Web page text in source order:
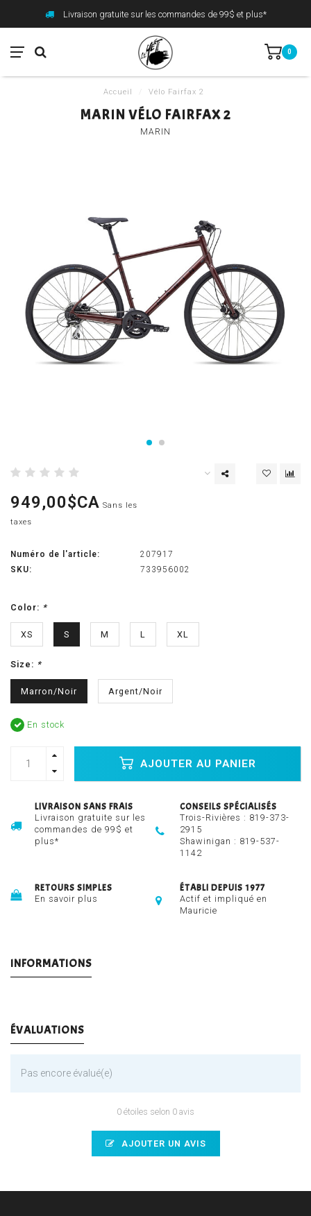
Livraison gratuite sur les commandes de 99$ et plus*
0
Accueil Vélo Fairfax 2
MARIN VÉLO FAIRFAX 2
MARIN
949,00$CA Sans les
taxes
Numéro de l'article:
207917
SKU:
733956002
Color: *
XS S M L XL
Size: *
Marron/Noir Argent/Noir
En stock
AJOUTER AU PANIER
LIVRAISON SANS FRAIS
Livraison gratuite sur les
commandes de 99$ et
plus*
CONSEILS SPÉCIALISÉS
Trois-Rivières : 819-373-
2915
Shawinigan : 819-537-
1142
RETOURS SIMPLES
En savoir plus
ÉTABLI DEPUIS 1977
Actif et impliqué en
Mauricie
INFORMATIONS
ÉVALUATIONS
Pas encore évalué(e)
0 étoiles selon 0 avis
AJOUTER UN AVIS